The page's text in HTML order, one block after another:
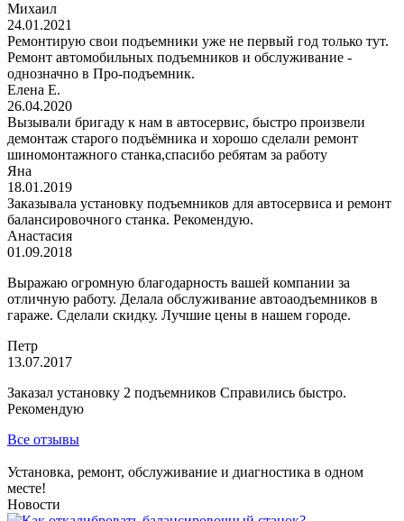
Михаил
24.01.2021
Ремонтирую свои подъемники уже не первый год только тут.
Ремонт автомобильных подъемников и обслуживание -
однозначно в Про-подъемник.
Елена Е.
26.04.2020
Вызывали бригаду к нам в автосервис, быстро произвели
демонтаж старого подъёмника и хорошо сделали ремонт
шиномонтажного станка,спасибо ребятам за работу
Яна
18.01.2019
Заказывала установку подъемников для автосервиса и ремонт
балансировочного станка. Рекомендую.
Анастасия
01.09.2018
Выражаю огромную благодарность вашей компании за
отличную работу. Делала обслуживание автоаодъемников в
гараже. Сделали скидку. Лучшие цены в нашем городе.
Петр
13.07.2017
Заказал установку 2 подъемников Справились быстро.
Рекомендую
Все отзывы
Установка, ремонт, обслуживание и диагностика в одном
месте!
Новости